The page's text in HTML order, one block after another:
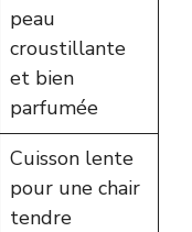
peau
croustillante
et bien
parfumée
Cuisson lente
pour une chair
tendre